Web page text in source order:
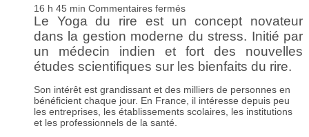
16 h 45 min Commentaires ferméssur
Yoga
du
rire
Animateur
Le Yoga du rire est un concept novateur
dans la gestion moderne du stress. Initié par
un médecin indien et fort des nouvelles
études scientifiques sur les bienfaits du rire.
Son intérêt est grandissant et des milliers de personnes en
bénéficient chaque jour. En France, il intéresse depuis peu
les entreprises, les établissements scolaires, les institutions
et les professionnels de la santé.